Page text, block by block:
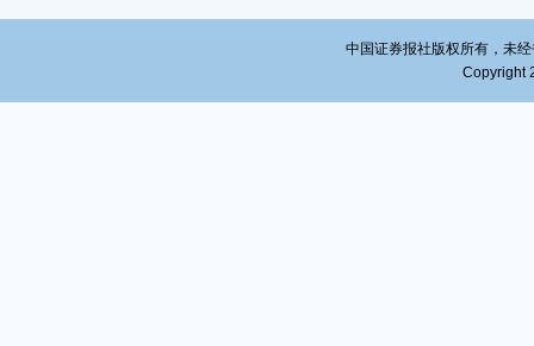
中国证券报社版权所有，未
Copyright